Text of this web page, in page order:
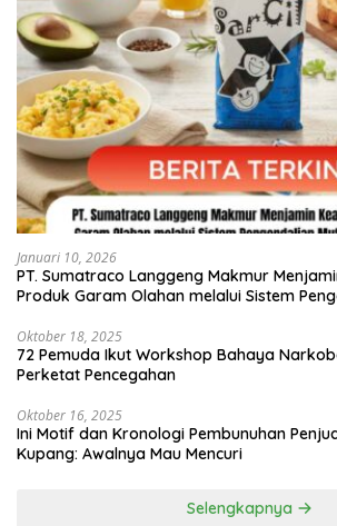
Januari 10, 2026
PT. Sumatraco Langgeng Makmur
Produk Garam Olahan melalui Sistem
Oktober 18, 2025
72 Pemuda Ikut Workshop Bahaya
Perketat Pencegahan
Oktober 16, 2025
Ini Motif dan Kronologi Pembunuhan
Kupang: Awalnya Mau Mencuri
Selengkapnya